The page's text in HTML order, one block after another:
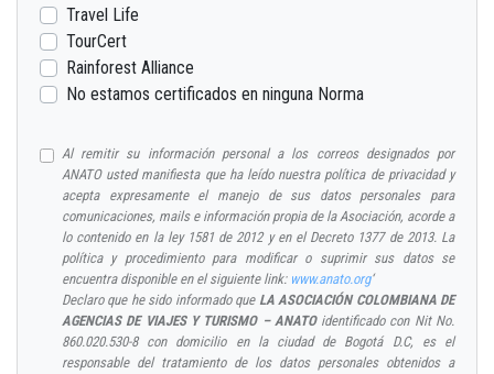
Travel Life
TourCert
Rainforest Alliance
No estamos certificados en ninguna Norma
Al remitir su información personal a los correos designados por
ANATO usted manifiesta que ha leído nuestra política de privacidad y
acepta expresamente el manejo de sus datos personales para
comunicaciones, mails e información propia de la Asociación, acorde a
lo contenido en la ley 1581 de 2012 y en el Decreto 1377 de 2013. La
política y procedimiento para modificar o suprimir sus datos se
encuentra disponible en el siguiente link: www.anato.org‘
Declaro que he sido informado que LA ASOCIACIÓN COLOMBIANA DE
AGENCIAS DE VIAJES Y TURISMO – ANATOidentificado con Nit No.
860.020.530-8 con domicilio en la ciudad de Bogotá D.C, es el
responsable del tratamiento de los datos personales obtenidos a